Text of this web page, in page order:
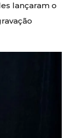
lançaram o